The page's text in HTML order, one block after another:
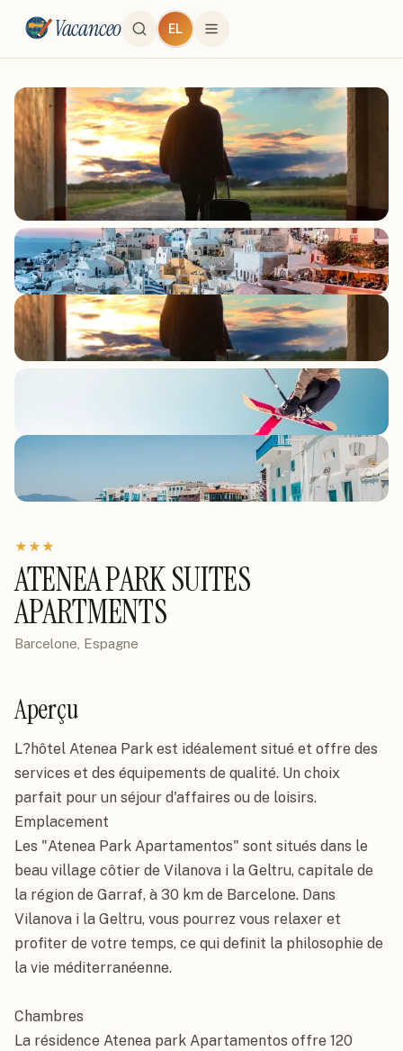
Vacanceo EL
★★★
ATENEA PARK SUITES
APARTMENTS
Barcelone, Espagne
Aperçu
L?hôtel Atenea Park est idéalement situé et offre des
services et des équipements de qualité. Un choix
parfait pour un séjour d'affaires ou de loisirs.
Emplacement
Les "Atenea Park Apartamentos" sont situés dans le
beau village côtier de Vilanova i la Geltru, capitale de
la région de Garraf, à 30 km de Barcelone. Dans
Vilanova i la Geltru, vous pourrez vous relaxer et
profiter de votre temps, ce qui definit la philosophie de
la vie méditerranéenne.
Chambres
La résidence Atenea park Apartamentos offre 120